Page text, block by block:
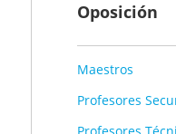
Oposición
Maestros
Profesores